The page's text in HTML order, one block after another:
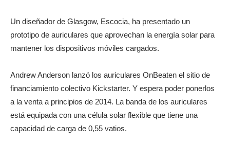
Un diseñador de Glasgow, Escocia, ha presentado un
prototipo de auriculares que aprovechan la energía solar para
mantener los dispositivos móviles cargados.
Andrew Anderson lanzó los auriculares OnBeaten el sitio de
financiamiento colectivo Kickstarter. Y espera poder ponerlos
a la venta a principios de 2014. La banda de los auriculares
está equipada con una célula solar flexible que tiene una
capacidad de carga de 0,55 vatios.